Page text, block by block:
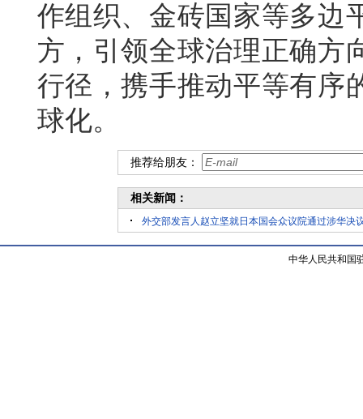
作组织、金砖国家等多边
方，引领全球治理正确方
行径，携手推动平等有序
球化。
推荐给朋友：
相关新闻：
外交部发言人赵立坚就日本国会众议院通过涉华决
中华人民共和国